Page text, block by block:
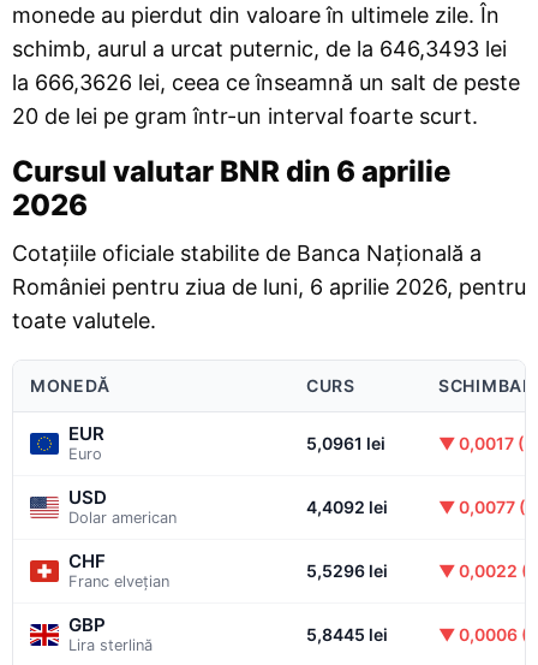
monede au pierdut din valoare în ultimele zile. În
schimb, aurul a urcat puternic, de la 646,3493 lei
la 666,3626 lei, ceea ce înseamnă un salt de peste
20 de lei pe gram într-un interval foarte scurt.
Cursul valutar BNR din 6 aprilie
2026
Cotațiile oficiale stabilite de Banca Națională a
României pentru ziua de luni, 6 aprilie 2026, pentru
toate valutele.
MONEDĂ CURS
EUR
Euro
5,0961 lei ▼ 0,0017
USD
Dolar american
4,4092 lei ▼ 0,0077
CHF
Franc elvețian
5,5296 lei ▼ 0,0022
GBP
Lira sterlină
5,8445 lei ▼ 0,0006